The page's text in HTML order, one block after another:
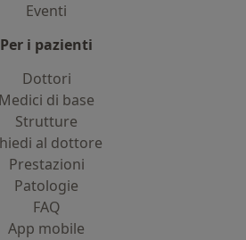
Eventi
Per i pazienti
Dottori
Medici di base
Strutture
al dottore
Prestazioni
Patologie
FAQ
App mobile